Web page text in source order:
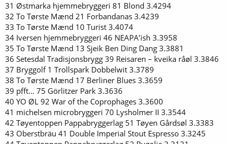
31 Østmarka hjemmebryggeri 81 Blond 3.4294
32 To Tørste Mænd 21 Forbandanas 3.4239
33 To Tørste Mænd 10 Turist 3.4074
34 Iversen hjemmebryggeri 46 NEAPA’ish 3.3958
35 To Tørste Mænd 13 Sjeik Ben Ding Dang 3.3881
36 Setesdal Tradisjonsbrygg 39 Reisaren – kveika råøl 3.3846
37 Bryggolf 1 Trollspark Dobbelwit 3.3789
38 To Tørste Mænd 17 Berliner Blues 3.3659
39 pfft… 75 Görlitzer Park 3.3636
40 YO ØL 92 War of the Coprophages 3.3600
41 michelsen microbryggeri 70 Lysholmer II 3.3544
42 Tøyentoppen Pappabryggerlag 51 Tøyen Gårdsøl 3.3383
43 Oberstbräu 41 Double Imperial Stout Espresso 3.3245